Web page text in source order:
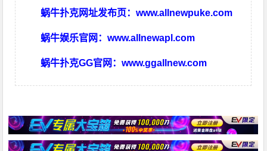
蜗牛扑克网址发布页：www.allnewpuke.com
蜗牛娱乐官网：www.allnewapl.com
蜗牛扑克GG官网：www.ggallnew.com